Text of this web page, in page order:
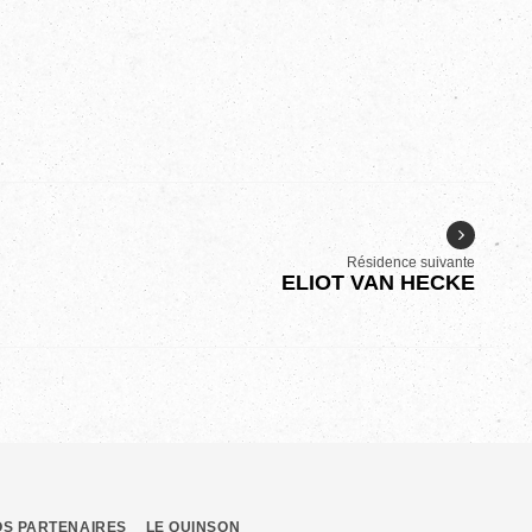
Résidence suivante
ELIOT VAN HECKE
PARTENAIRES LE QUINSON